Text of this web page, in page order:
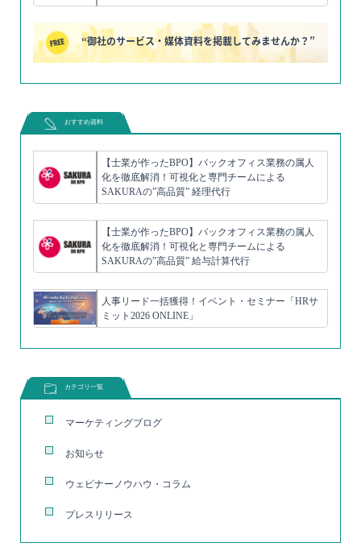
“御社のサービス・媒体資料を掲載してみませんか？”
おすすめ資料
【士業が作ったBPO】バックオフィス業務の属人
化を徹底解消！可視化と専門チームによる
SAKURAの”高品質” 経理代行
【士業が作ったBPO】バックオフィス業務の属人
化を徹底解消！可視化と専門チームによる
SAKURAの”高品質” 給与計算代行
人事リード一括獲得！イベント・セミナー「HRサ
ミット2026 ONLINE」
カテゴリ一覧
マーケティングブログ
お知らせ
ウェビナーノウハウ・コラム
プレスリリース